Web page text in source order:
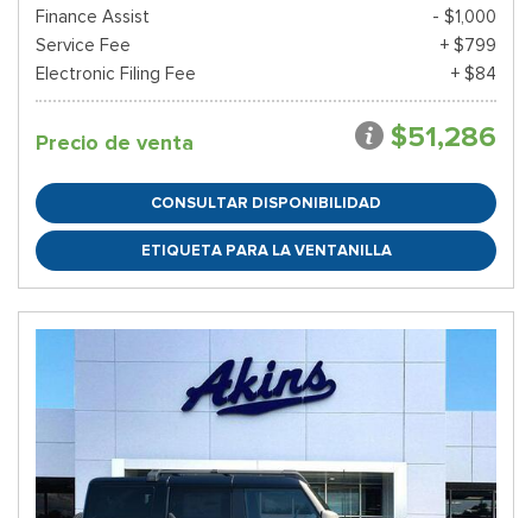
Finance Assist
- $1,000
Service Fee
+ $799
Electronic Filing Fee
+ $84
Precio de venta $51,286
CONSULTAR DISPONIBILIDAD
ETIQUETA PARA LA VENTANILLA